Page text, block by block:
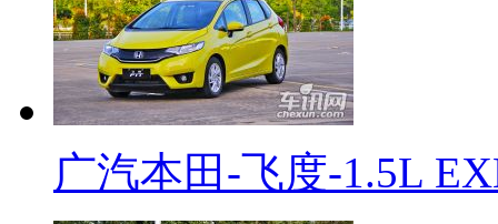
广汽本田-飞度-1.5L